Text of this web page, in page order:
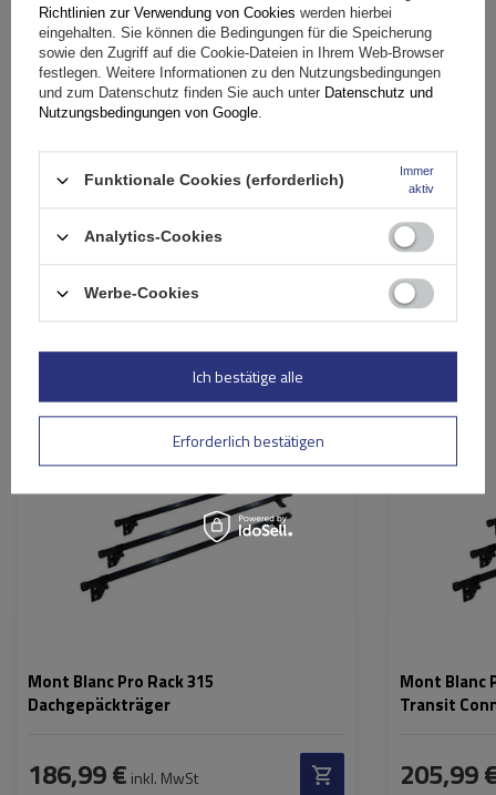
Ihr Vorname
Ihre E-Mail-Adresse
Bewertung abschicken
Ähnliche Produkte
Mont Blanc Pro Rack 315
Dachgepäckträger
186,99 € inkl. MwSt
Mont Blanc
Transit
205,99
Richtlinien zur Verwendung von Cookies werden hierbei
eingehalten. Sie können die Bedingungen für die Speicherung
sowie den Zugriff auf die Cookie-Dateien in Ihrem Web-Browser
festlegen. Weitere Informationen zu den Nutzungsbedingungen
und zum Datenschutz finden Sie auch unter Datenschutz und
Nutzungsbedingungen von Google.
Funktionale Cookies (erforderlich)
Immer
aktiv
Analytics-Cookies
Werbe-Cookies
Erforderlich bestätigen
Ich bestätige alle